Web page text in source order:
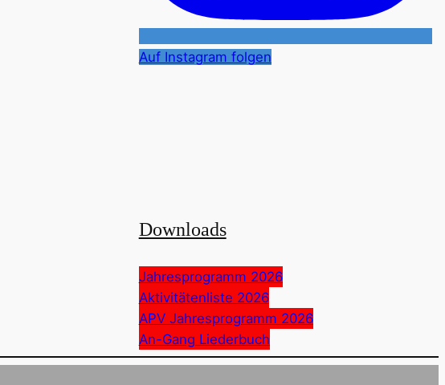
Auf Instagram folgen
Downloads
Jahresprogramm 2026
Aktivitätenliste 2026
APV Jahresprogramm 2026
An-Gang Liederbuch